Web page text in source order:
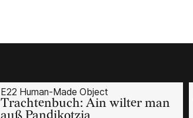
E22 Human-Made Object
Trachtenbuch: Ain wilter man